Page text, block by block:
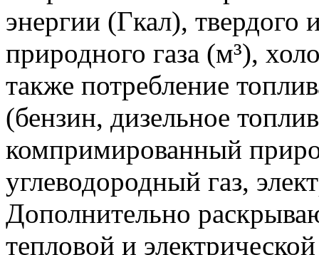
энергии (Гкал),
природного газа (м³),
также потребление
(бензин, дизельное
компримированный
углеводородный газ,
Дополнительно
тепловой и